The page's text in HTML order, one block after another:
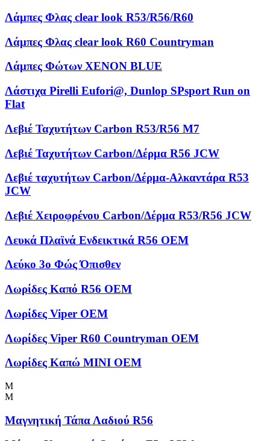
Λάμπες Φλας clear look R53/R56/R60
Λάμπες Φλας clear look R60 Countryman
Λάμπες Φώτων XENON BLUE
Λάστιχα Pirelli Eufori@, Dunlop SPsport Run on
Flat
Λεβιέ Ταχυτήτων Carbon R53/R56 M7
Λεβιέ Ταχυτήτων Carbon/Δέρμα R56 JCW
Λεβιέ ταχυτήτων Carbon/Δέρμα-Αλκαντάρα R53
JCW
Λεβιέ Χειροφρένου Carbon/Δέρμα R53/R56 JCW
Λευκά Πλαϊνά Ενδεικτικά R56 OEM
Λεύκο 3ο Φώς Όπισθεν
Λωρίδες Kαπό R56 OEM
Λωρίδες Viper OEM
Λωρίδες Viper R60 Countryman OEM
Λωρίδες Καπώ MINI OEM
Μ
Μ
Μαγνητική Τάπα Λαδιού R56